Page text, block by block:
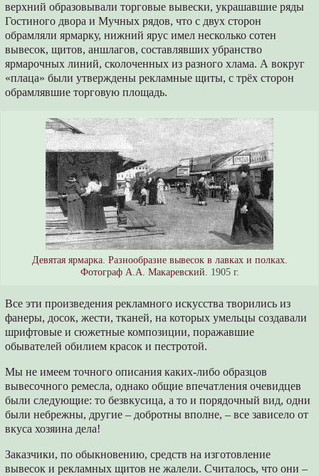
верхний образовывали торговые вывески, украшавшие ряды
Гостиного двора и Мучных рядов, что с двух сторон
обрамляли ярмарку, нижний ярус имел несколько сотен
вывесок, щитов, аншлагов, составлявших убранство
ярмарочных линий, сколоченных из разного хлама. А вокруг
«плаца» были утверждены рекламные щиты, с трёх сторон
обрамлявшие торговую площадь.
Девятая ярмарка. Разнообразие вывесок в лавках и полках.
Фотограф А.А. Макаревский. 1905 г.
Все эти произведения рекламного искусства творились из
фанеры, досок, жести, тканей, на которых умельцы создавали
шрифтовые и сюжетные композиции, поражавшие
обывателей обилием красок и пестротой.
Мы не имеем точного описания каких-либо образцов
вывесочного ремесла, однако общие впечатления очевидцев
были следующие: то безвкусица, а то и порядочный вид, одни
были небрежны, другие – добротны вполне, – все зависело от
вкуса хозяина дела!
Заказчики, по обыкновению, средств на изготовление
вывесок и рекламных щитов не жалели. Считалось, что они –